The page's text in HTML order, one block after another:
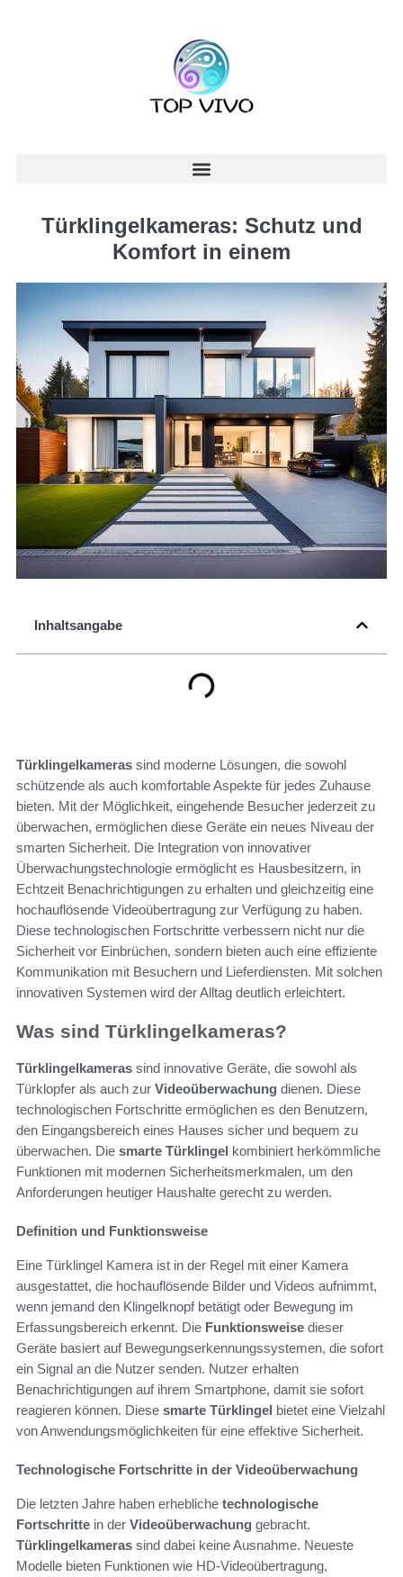
Türklingelkameras: Schutz und
Komfort in einem
Inhaltsangabe
Türklingelkameras sind moderne Lösungen, die sowohl
schützende als auch komfortable Aspekte für jedes Zuhause
bieten. Mit der Möglichkeit, eingehende Besucher jederzeit zu
überwachen, ermöglichen diese Geräte ein neues Niveau der
smarten Sicherheit. Die Integration von innovativer
Überwachungstechnologie ermöglicht es Hausbesitzern, in
Echtzeit Benachrichtigungen zu erhalten und gleichzeitig eine
hochauflösende Videoübertragung zur Verfügung zu haben.
Diese technologischen Fortschritte verbessern nicht nur die
Sicherheit vor Einbrüchen, sondern bieten auch eine effiziente
Kommunikation mit Besuchern und Lieferdiensten. Mit solchen
innovativen Systemen wird der Alltag deutlich erleichtert.
Was sind Türklingelkameras?
Türklingelkameras sind innovative Geräte, die sowohl als
Türklopfer als auch zur Videoüberwachung dienen. Diese
technologischen Fortschritte ermöglichen es den Benutzern,
den Eingangsbereich eines Hauses sicher und bequem zu
überwachen. Die smarte Türklingel kombiniert herkömmliche
Funktionen mit modernen Sicherheitsmerkmalen, um den
Anforderungen heutiger Haushalte gerecht zu werden.
Definition und Funktionsweise
Eine Türklingel Kamera ist in der Regel mit einer Kamera
ausgestattet, die hochauflösende Bilder und Videos aufnimmt,
wenn jemand den Klingelknopf betätigt oder Bewegung im
Erfassungsbereich erkennt. Die Funktionsweise dieser
Geräte basiert auf Bewegungserkennungssystemen, die sofort
ein Signal an die Nutzer senden. Nutzer erhalten
Benachrichtigungen auf ihrem Smartphone, damit sie sofort
reagieren können. Diese smarte Türklingel bietet eine Vielzahl
von Anwendungsmöglichkeiten für eine effektive Sicherheit.
Technologische Fortschritte in der Videoüberwachung
Die letzten Jahre haben erhebliche technologische
Fortschritte in der Videoüberwachung gebracht.
Türklingelkameras sind dabei keine Ausnahme. Neueste
Modelle bieten Funktionen wie HD-Videoübertragung,